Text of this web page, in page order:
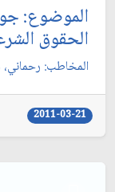
الموضوع:
الحقوق
المخاطب:
2011-03-21